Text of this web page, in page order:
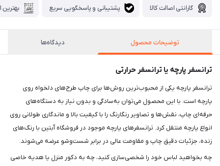
گارانتی اصالت کالا پشتیبانی و پاسخگویی سریع بهترین
توضیحات محصول دیدگاه‌ها
ترانسفر پارچه یا ترانسفر حرارتی
ترانسفر پارچه یکی از محبوب‌ترین روش‌ها برای چاپ طرح‌های دلخواه روی
پارچه است. با این محصول می‌توان به‌سادگی و بدون نیاز به دستگاه‌های
حرفه‌ای چاپ، نقش‌ها و تصاویر رنگارنگ را با کیفیت بالا و ماندگاری طولانی روی
انواع پارچه منتقل کرد. ترانسفرهای پارچه موجود در فروشگاه آبتین با رنگ‌های
زنده، جزئیات دقیق چاپ و مقاومت عالی در برابر شست‌وشو عرضه می‌شوند.
چه بخواهید لباس خود را شخصی‌سازی کنید، چه به دکور منزل یا هدیه خاصی